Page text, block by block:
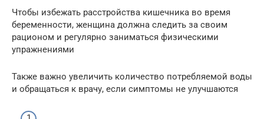
Чтобы избежать расстройства кишечника во время
беременности, женщина должна следить за своим
рационом и регулярно заниматься физическими
упражнениями
Также важно увеличить количество потребляемой воды
и обращаться к врачу, если симптомы не улучшаются